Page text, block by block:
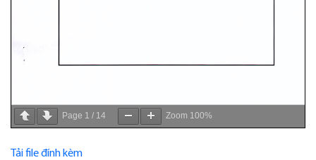
Page 1 / 14 Zoom 100%
Tải file đính kèm